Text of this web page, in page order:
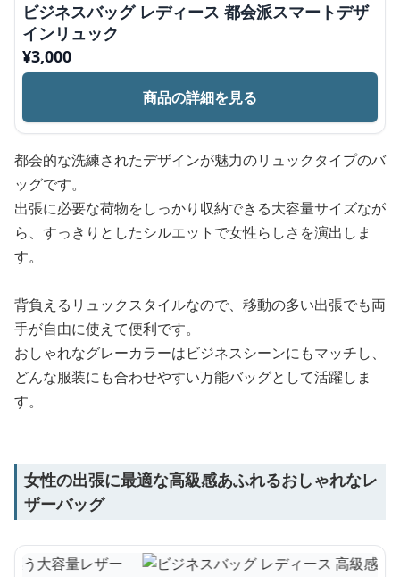
ビジネスバッグ レディース 都会派スマートデザ
インリュック
¥3,000
商品の詳細を見る
都会的な洗練されたデザインが魅力のリュックタイプのバ
ッグです。
出張に必要な荷物をしっかり収納できる大容量サイズなが
ら、すっきりとしたシルエットで女性らしさを演出しま
す。
背負えるリュックスタイルなので、移動の多い出張でも両
手が自由に使えて便利です。
おしゃれなグレーカラーはビジネスシーンにもマッチし、
どんな服装にも合わせやすい万能バッグとして活躍しま
す。
女性の出張に最適な高級感あふれるおしゃれなレ
ザーバッグ